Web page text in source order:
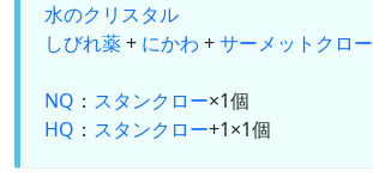
水のクリスタル
しびれ薬+ にかわ +サーメットクロー
NQ ： スタンクロー×1個
HQ ： スタンクロー+1×1個